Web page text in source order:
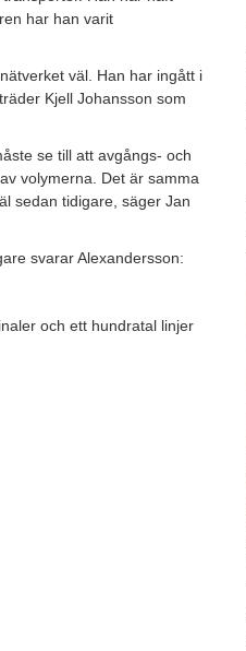
har han varit
väl. Han har ingått i
Kjell Johansson som
se till att avgångs- och
volymerna. Det är samma
sedan tidigare, säger Jan
svarar Alexandersson:
och ett hundratal linjer